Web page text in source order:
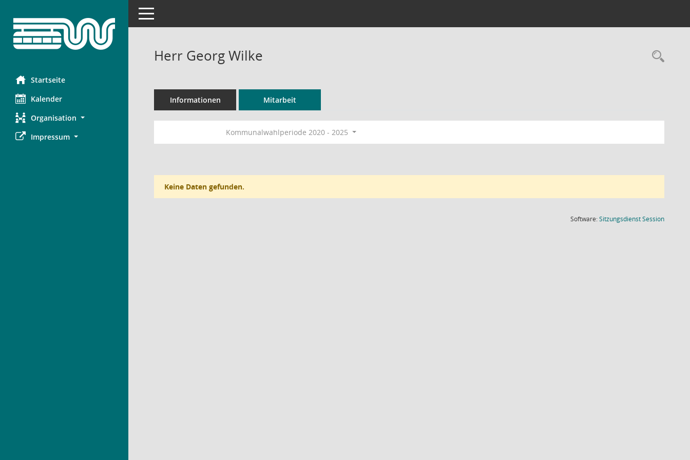
Startseite
Kalender
Organisation
Impressum
Toggle navigation
Herr Georg Wilke
Informationen Mitarbeit
Kommunalwahlperiode 2020 - 2025
Keine Daten gefunden.
Software:SitzungsdienstSession(Wird in